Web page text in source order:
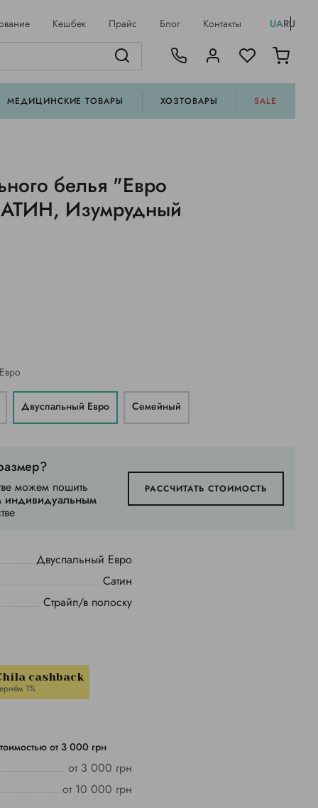
Кешбек Прайс Блог Контакты UARU
МЕДИЦИНСКИЕ ТОВАРЫ ХОЗТОВАРЫ SALE
белья "Евро
Изумрудный
Двуспальный Евро Семейный
можем пошить
индивидуальным
РАССЧИТАТЬ СТОИМОСТЬ
Двуспальный Евро
Сатин
Страйп/в полоску
cashback
1%
от 3 000 грн
от 3 000 грн
от 10 000 грн